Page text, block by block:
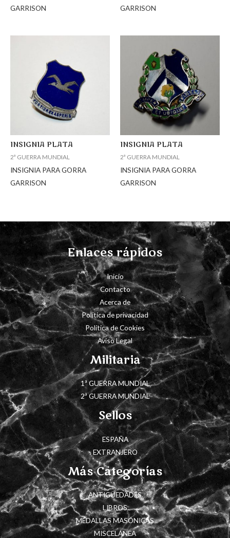
GARRISON
GARRISON
INSIGNIA PLATA
2ª GUERRA MUNDIAL
INSIGNIA PARA GORRA
GARRISON
INSIGNIA PLATA
2ª GUERRA MUNDIAL
INSIGNIA PARA GORRA
GARRISON
Enlaces rápidos
Inicio
Contacto
Acerca de
Política de privacidad
Política de Cookies
Aviso Legal
Militaria
1ª GUERRA MUNDIAL
2ª GUERRA MUNDIAL
Sellos
ESPAÑA
EXTRANJERO
Más Categorías
ANTIGÜEDADES
LIBROS
MEDALLAS MASÓNICAS
MISCELÁNEA